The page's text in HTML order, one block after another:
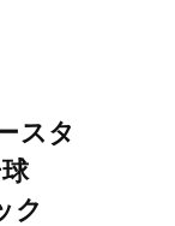
スタ
ク